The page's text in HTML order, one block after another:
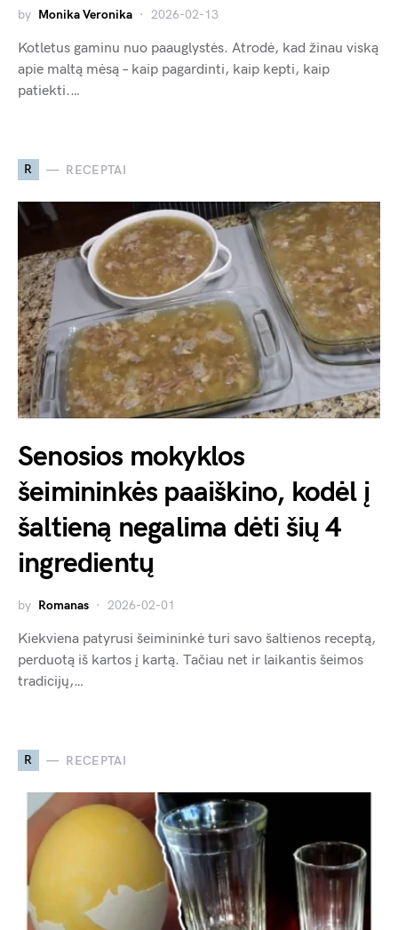
by Monika Veronika 2026-02-13
Kotletus gaminu nuo paauglystės. Atrodė, kad žinau viską
apie maltą mėsą – kaip pagardinti, kaip kepti, kaip
patiekti.…
R RECEPTAI
Senosios mokyklos
šeimininkės paaiškino, kodėl į
šaltieną negalima dėti šių 4
ingredientų
by Romanas 2026-02-01
Kiekviena patyrusi šeimininkė turi savo šaltienos receptą,
perduotą iš kartos į kartą. Tačiau net ir laikantis šeimos
tradicijų,…
R RECEPTAI